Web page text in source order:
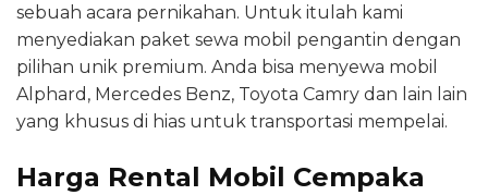
sebuah acara pernikahan. Untuk itulah kami
menyediakan paket sewa mobil pengantin dengan
pilihan unik premium. Anda bisa menyewa mobil
Alphard, Mercedes Benz, Toyota Camry dan lain lain
yang khusus di hias untuk transportasi mempelai.
Harga Rental Mobil Cempaka